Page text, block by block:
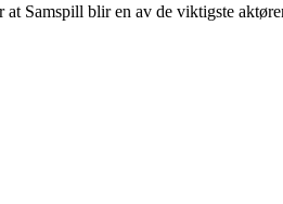
Samspill blir en av de viktigste